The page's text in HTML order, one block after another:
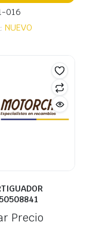
016
NUEVO
Precio